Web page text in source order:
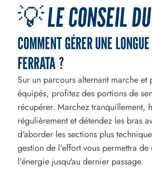
💡 LE CONSEIL
COMMENT GÉRER UNE
FERRATA ?
Sur un parcours alternant marche et
équipés, profitez des portions de
récupérer. Marchez tranquillement,
régulièrement et détendez les bras
d'aborder les sections plus
gestion de l'effort vous permettra
l'énergie jusqu'au dernier passage.